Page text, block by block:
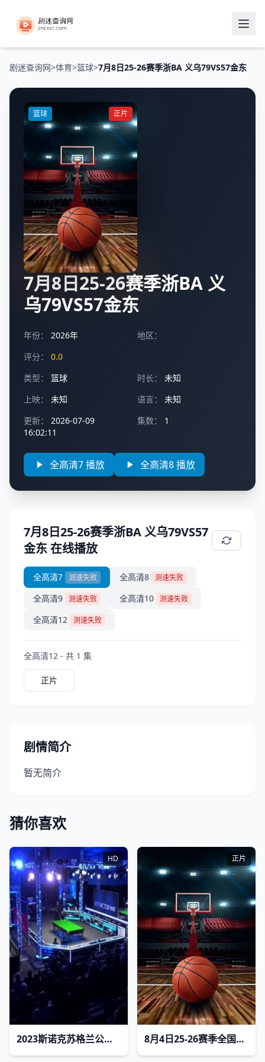
剧迷查询网>体育>篮球>7月8日25-26赛季浙BA 义乌79VS57金东
篮球 正片
7月8日25-26赛季浙BA 义
乌79VS57金东
年份： 2026年
地区：
评分：
0.0
类型：
篮球 时长：
未知
上映：
未知 语言：
未知
更新：
2026-07-09
16:02:11
集数： 1
全高清7 播放 全高清8 播放
7月8日25-26赛季浙BA 义乌79VS57
金东 在线播放
全高清7 测速失败 全高清8 测速失败
全高清9 测速失败 全高清10 测速失败
全高清12 测速失败
全高清12 - 共 1 集
正片
剧情简介
暂无简介
猜你喜欢
HD
2023斯诺克苏格兰公开赛张安达4-2贾德·特鲁姆普20231212
正片
8月4日25-26赛季全国青年篮球联赛 福建浔兴81VS106上海久事